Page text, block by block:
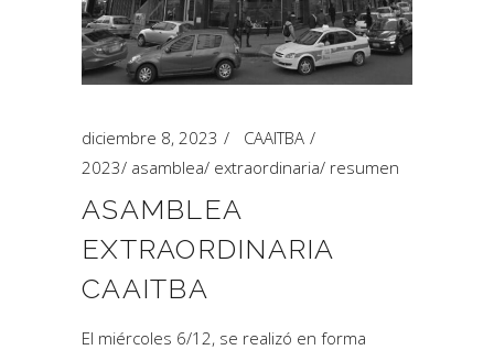
diciembre 8, 2023
CAAITBA
2023/ asamblea/ extraordinaria/ resumen
ASAMBLEA
EXTRAORDINARIA
CAAITBA
El miércoles 6/12, se realizó en forma